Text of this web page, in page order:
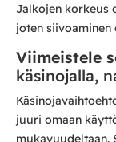
Jalkojen korkeus
joten siivoaminen
Viimeistele
käsinojalla,
juuri omaan
mukavuudeltaan.